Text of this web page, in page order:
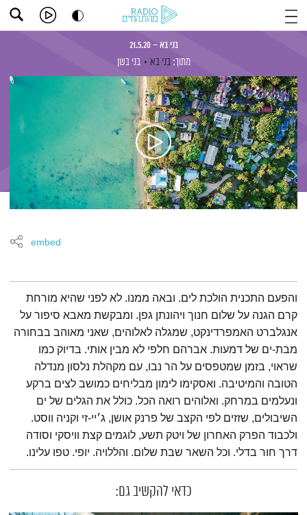
בני בא – 21.5.20
מתוך: בני בא בני בשן
embed
תמצית הפודקאסט
והפעם התכנית הולכת לים. ובאה ממנו. לא לפני שהיא מורחת
קרם הגנה על שלום חנוך ויהונתן גפן. ומבקשת מאבא סיפור על
אנגלברט האמפרדינקט, שמגלה לאלוהים, שאני מאוהב בבחורה
מבת-ים של דמעות. אברהם חלפי לא מבין אותי. בדיוק כמו
שראוי, בזמן שמטפסים על הר נבו, עם מקהלת נלסון מנדלה
הטובה והמיטיבה. ואסקימו לימון מבליחים כמושב לצים ברקע
ונעלמים במרחק. ואלוהים רואה הכל. כולל את הגלים של ים
השיבולים, שזזים לפי הקצב של פרנק אושן, ג׳יי-זי וקניה ווסט.
ולכבוד הפרק האחרון של ויטק תשע, לוגמים קצת וויסקי וסודה
דרך חור בדלי. וכל השאר שבת שלום. והללויה. יופי. טפו עלינו.
כדאי להקשיב גם: